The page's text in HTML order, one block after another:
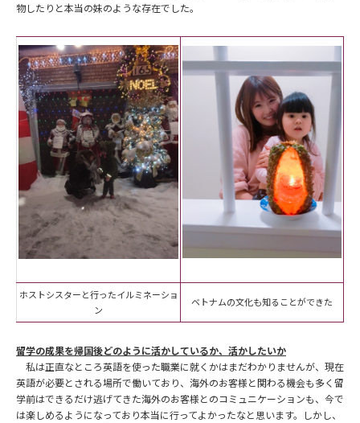
物したりと本当の妹のような存在でした。
ホストシスターと行ったイルミネーショ
ン
ベトナムの文化も知ることができた
留学の成果を帰国後どのように活かしているか、活かしたいか
私は正直なところ英語を使った職業に就くかはまだわかりませんが、現在
英語が必要とされる場所で働いており、海外のお客様と関わる機会も多く留
学前はできるだけ逃げてきた海外のお客様とのコミュニケーションも、今で
は楽しめるようになっており本当に行ってよかったなと思います。しかし、